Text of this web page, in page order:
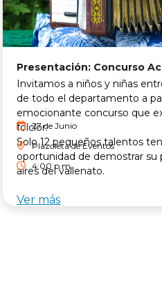
Presentación: Concurso
Invitamos a niños y niñas
de todo el departamento a
emocionante concurso que
folclor.
Solo 12 pequeños talentos
oportunidad de demostrar su
aires del vallenato.
27 de Junio
Plazoleta de Eventos
4:00 p.m.
Ver más